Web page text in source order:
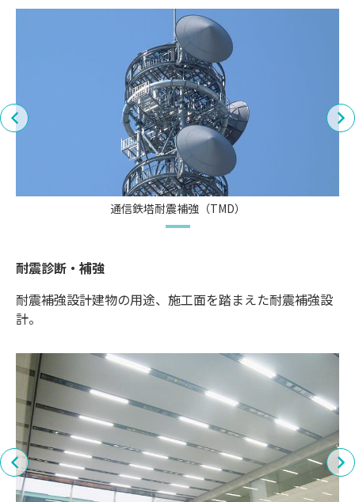
通信鉄塔耐震補強（TMD）
耐震診断・補強
耐震補強設計建物の用途、施工面を踏まえた耐震補強設
計。